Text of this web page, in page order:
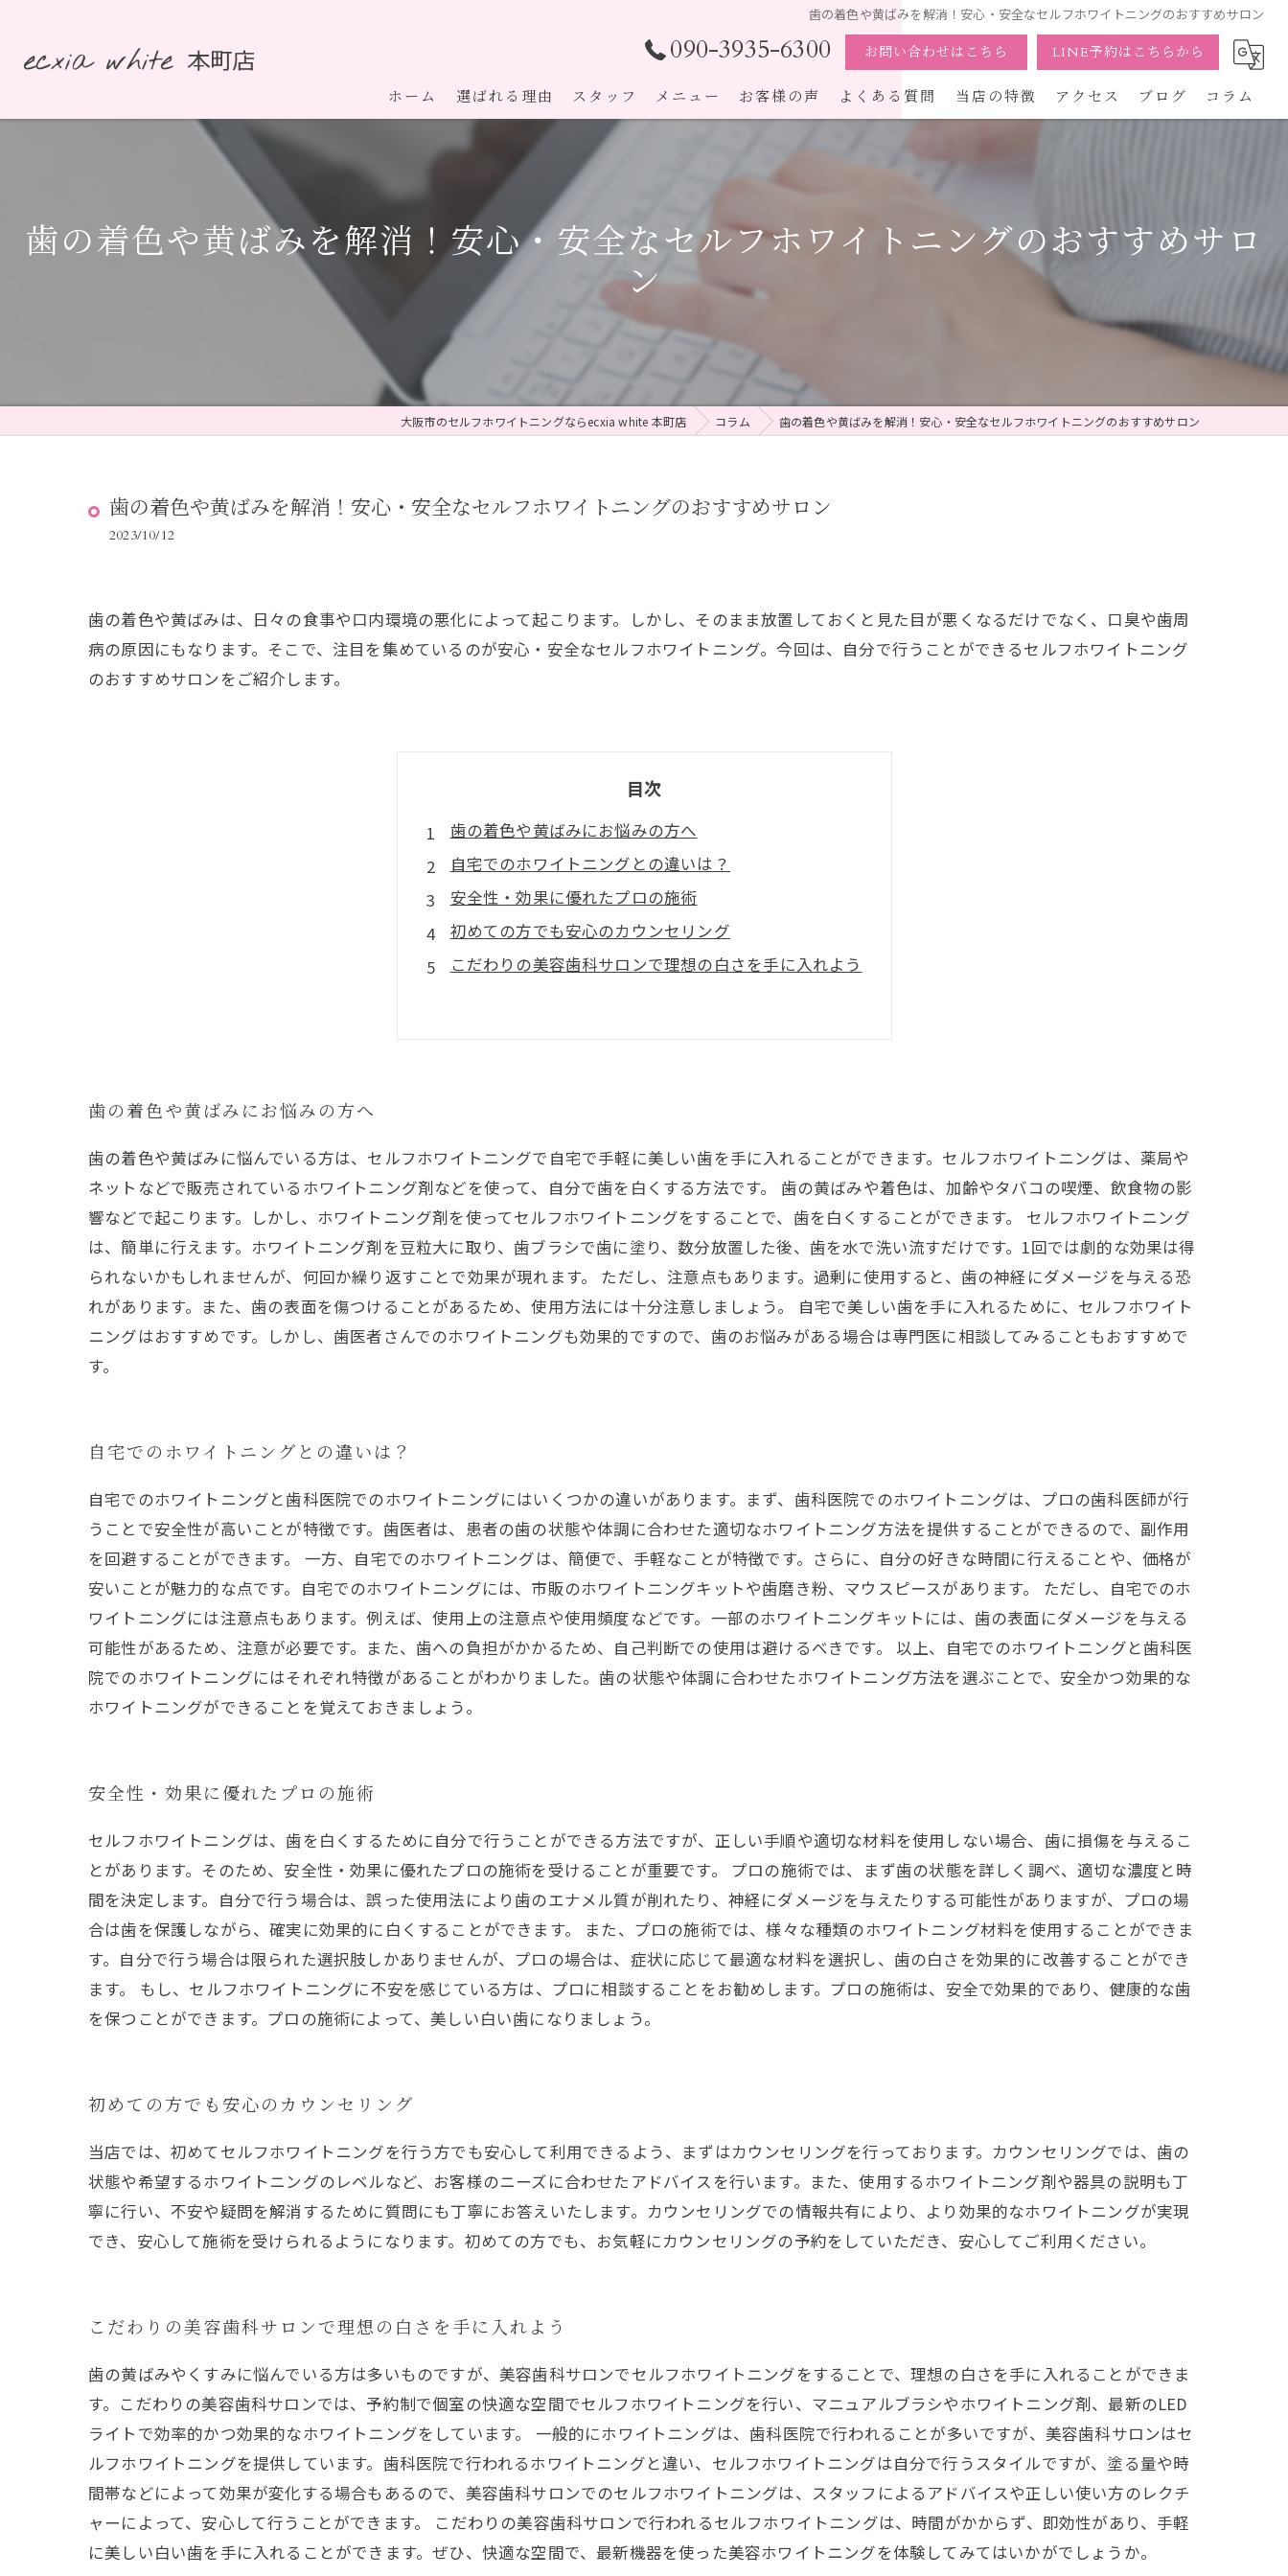
歯の着色や黄ばみを解消！安心・安全なセルフホワイトニングのおすすめサロン
090-3935-6300 お問い合わせはこちら LINE予約はこちらから
ホーム 選ばれる理由 スタッフ メニュー お客様の声 よくある質問 当店の特徴
個室
アクセス ブログ コラム
歯の着色や黄ばみを解消！安心・安全なセルフホワイトニングのおすすめサロ
ン
大阪市のセルフホワイトニングならecxia white 本町店 コラム 歯の着色や黄ばみを解消！安心・安全なセルフホワイトニングのおすすめサロン
歯の着色や黄ばみを解消！安心・安全なセルフホワイトニングのおすすめサロン
2023/10/12
歯の着色や黄ばみは、日々の食事や口内環境の悪化によって起こります。しかし、そのまま放置しておくと見た目が悪くなるだけでなく、口臭や歯周
病の原因にもなります。そこで、注目を集めているのが安心・安全なセルフホワイトニング。今回は、自分で行うことができるセルフホワイトニング
のおすすめサロンをご紹介します。
目次
歯の着色や黄ばみにお悩みの方へ
自宅でのホワイトニングとの違いは？
安全性・効果に優れたプロの施術
初めての方でも安心のカウンセリング
こだわりの美容歯科サロンで理想の白さを手に入れよう
歯の着色や黄ばみにお悩みの方へ
歯の着色や黄ばみに悩んでいる方は、セルフホワイトニングで自宅で手軽に美しい歯を手に入れることができます。セルフホワイトニングは、薬局や
ネットなどで販売されているホワイトニング剤などを使って、自分で歯を白くする方法です。 歯の黄ばみや着色は、加齢やタバコの喫煙、飲食物の影
響などで起こります。しかし、ホワイトニング剤を使ってセルフホワイトニングをすることで、歯を白くすることができます。 セルフホワイトニング
は、簡単に行えます。ホワイトニング剤を豆粒大に取り、歯ブラシで歯に塗り、数分放置した後、歯を水で洗い流すだけです。1回では劇的な効果は得
られないかもしれませんが、何回か繰り返すことで効果が現れます。 ただし、注意点もあります。過剰に使用すると、歯の神経にダメージを与える恐
れがあります。また、歯の表面を傷つけることがあるため、使用方法には十分注意しましょう。 自宅で美しい歯を手に入れるために、セルフホワイト
ニングはおすすめです。しかし、歯医者さんでのホワイトニングも効果的ですので、歯のお悩みがある場合は専門医に相談してみることもおすすめで
す。
自宅でのホワイトニングとの違いは？
自宅でのホワイトニングと歯科医院でのホワイトニングにはいくつかの違いがあります。まず、歯科医院でのホワイトニングは、プロの歯科医師が行
うことで安全性が高いことが特徴です。歯医者は、患者の歯の状態や体調に合わせた適切なホワイトニング方法を提供することができるので、副作用
を回避することができます。 一方、自宅でのホワイトニングは、簡便で、手軽なことが特徴です。さらに、自分の好きな時間に行えることや、価格が
安いことが魅力的な点です。自宅でのホワイトニングには、市販のホワイトニングキットや歯磨き粉、マウスピースがあります。 ただし、自宅でのホ
ワイトニングには注意点もあります。例えば、使用上の注意点や使用頻度などです。一部のホワイトニングキットには、歯の表面にダメージを与える
可能性があるため、注意が必要です。また、歯への負担がかかるため、自己判断での使用は避けるべきです。 以上、自宅でのホワイトニングと歯科医
院でのホワイトニングにはそれぞれ特徴があることがわかりました。歯の状態や体調に合わせたホワイトニング方法を選ぶことで、安全かつ効果的な
ホワイトニングができることを覚えておきましょう。
安全性・効果に優れたプロの施術
セルフホワイトニングは、歯を白くするために自分で行うことができる方法ですが、正しい手順や適切な材料を使用しない場合、歯に損傷を与えるこ
とがあります。そのため、安全性・効果に優れたプロの施術を受けることが重要です。 プロの施術では、まず歯の状態を詳しく調べ、適切な濃度と時
間を決定します。自分で行う場合は、誤った使用法により歯のエナメル質が削れたり、神経にダメージを与えたりする可能性がありますが、プロの場
合は歯を保護しながら、確実に効果的に白くすることができます。 また、プロの施術では、様々な種類のホワイトニング材料を使用することができま
す。自分で行う場合は限られた選択肢しかありませんが、プロの場合は、症状に応じて最適な材料を選択し、歯の白さを効果的に改善することができ
ます。 もし、セルフホワイトニングに不安を感じている方は、プロに相談することをお勧めします。プロの施術は、安全で効果的であり、健康的な歯
を保つことができます。プロの施術によって、美しい白い歯になりましょう。
初めての方でも安心のカウンセリング
当店では、初めてセルフホワイトニングを行う方でも安心して利用できるよう、まずはカウンセリングを行っております。カウンセリングでは、歯の
状態や希望するホワイトニングのレベルなど、お客様のニーズに合わせたアドバイスを行います。また、使用するホワイトニング剤や器具の説明も丁
寧に行い、不安や疑問を解消するために質問にも丁寧にお答えいたします。カウンセリングでの情報共有により、より効果的なホワイトニングが実現
でき、安心して施術を受けられるようになります。初めての方でも、お気軽にカウンセリングの予約をしていただき、安心してご利用ください。
こだわりの美容歯科サロンで理想の白さを手に入れよう
歯の黄ばみやくすみに悩んでいる方は多いものですが、美容歯科サロンでセルフホワイトニングをすることで、理想の白さを手に入れることができま
す。こだわりの美容歯科サロンでは、予約制で個室の快適な空間でセルフホワイトニングを行い、マニュアルブラシやホワイトニング剤、最新のLED
ライトで効率的かつ効果的なホワイトニングをしています。 一般的にホワイトニングは、歯科医院で行われることが多いですが、美容歯科サロンはセ
ルフホワイトニングを提供しています。歯科医院で行われるホワイトニングと違い、セルフホワイトニングは自分で行うスタイルですが、塗る量や時
間帯などによって効果が変化する場合もあるので、美容歯科サロンでのセルフホワイトニングは、スタッフによるアドバイスや正しい使い方のレクチ
ャーによって、安心して行うことができます。 こだわりの美容歯科サロンで行われるセルフホワイトニングは、時間がかからず、即効性があり、手軽
に美しい白い歯を手に入れることができます。ぜひ、快適な空間で、最新機器を使った美容ホワイトニングを体験してみてはいかがでしょうか。